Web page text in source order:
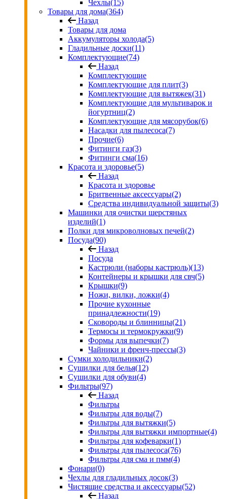
Чехлы(15)
Товары для дома(364)
Назад
Товары для дома
Аккумуляторы холода(5)
Гладильные доски(11)
Комплектующие(74)
Назад
Комплектующие
Комплектующие для плит(3)
Комплектующие для вытяжек(31)
Комплектующие для мультиварок и
йогуртниц(2)
Комплектующие для мясорубок(6)
Насадки для пылесоса(7)
Прочие(6)
Фитинги газ(3)
Фитинги сма(16)
Красота и здоровье(5)
Назад
Красота и здоровье
Бритвенные аксессуары(2)
Средства индивидуальной защиты(3)
Машинки для очистки шерстяных
изделий(1)
Полки для микроволновых печей(2)
Посуда(90)
Назад
Посуда
Кастрюли (наборы кастрюль)(13)
Контейнеры и крышки для свч(5)
Крышки(9)
Ножи, вилки, ложки(4)
Прочие кухонные
принадлежности(19)
Сковороды и блинницы(21)
Термосы и термокружки(9)
Формы для выпечки(7)
Чайники и френч-прессы(3)
Сумки холодильники(2)
Сушилки для белья(12)
Сушилки для обуви(4)
Фильтры(97)
Назад
Фильтры
Фильтры для воды(7)
Фильтры для вытяжки(5)
Фильтры для вытяжки импортные(4)
Фильтры для кофеварки(1)
Фильтры для пылесоса(76)
Фильтры для сма и пмм(4)
Фонари(0)
Чехлы для гладильных досок(3)
Чистящие средства и аксессуары(52)
Назад